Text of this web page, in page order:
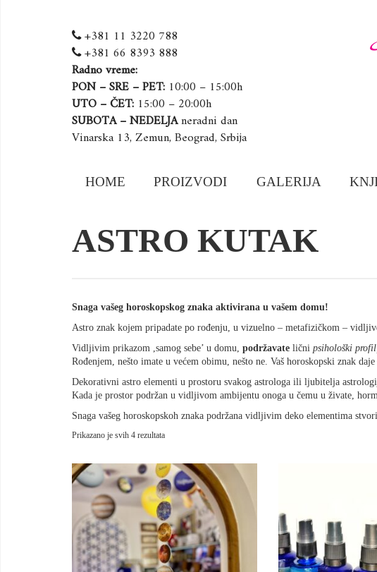
+381 11 3220 788
+381 66 8393 888
Radno vreme:
PON – SRE – PET: 10:00 – 15:00h
UTO – ČET: 15:00 – 20:00h
SUBOTA – NEDELJAneradni dan
Vinarska 13, Zemun, Beograd, Srbija
HOME PROIZVODI GALERIJA
ASTRO KUTAK
Snaga vašeg horoskopskog znaka aktivirana u vašem domu!
Astro znak kojem pripadate po rođenju, u vizuelno – metafizičkom –
Vidljivim prikazom ,samog sebe’ u domu, podržavate lični psihološki
Rođenjem, nešto imate u većem obimu, nešto ne. Vaš horoskopski znak
Dekorativni astro elementi u prostoru svakog astrologa ili ljubitelja
Kada je prostor podržan u vidljivom ambijentu onoga u čemu u živate,
Snaga vašeg horoskopskoh znaka podržana vidljivim deko elementima
Prikazano je svih 4 rezultataSortirano